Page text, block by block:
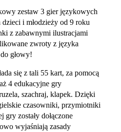
zestaw 3 gier językowych
i młodzieży od 9 roku
z zabawnymi ilustracjami
zwroty z języka
głowy!
się z tali 55 kart, za pomocą
4 edukacyjne gry
szachraj, klapek. Dzięki
czasowniki, przymiotniki
zostały dołączone
wyjaśniają zasady